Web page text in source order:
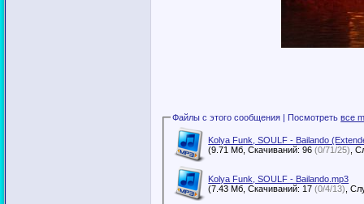
Файлы с этого сообщения | Посмотретьвсе
Kolya Funk, SOULF - Bailando
(9.71 Мб, Скачиваний: 96(0/71/25)
Kolya Funk, SOULF - Bailando.mp3
(7.43 Мб, Скачиваний: 17(0/4/13)